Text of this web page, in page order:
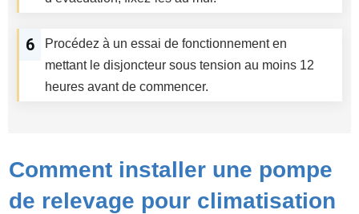
6
Procédez à un essai de fonctionnement en
mettant le disjoncteur sous tension au moins 12
heures avant de commencer.
Comment installer une pompe
de relevage pour climatisation